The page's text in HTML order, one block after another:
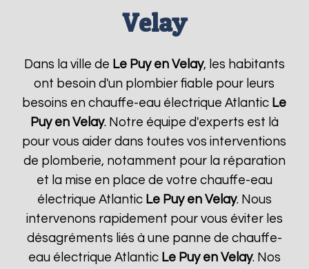
Velay
Dans la ville de Le Puy en Velay, les habitants
ont besoin d'un plombier fiable pour leurs
besoins en chauffe-eau électrique Atlantic Le
Puy en Velay. Notre équipe d'experts est là
pour vous aider dans toutes vos interventions
de plomberie, notamment pour la réparation
et la mise en place de votre chauffe-eau
électrique Atlantic Le Puy en Velay. Nous
intervenons rapidement pour vous éviter les
désagréments liés à une panne de chauffe-
eau électrique Atlantic Le Puy en Velay. Nos